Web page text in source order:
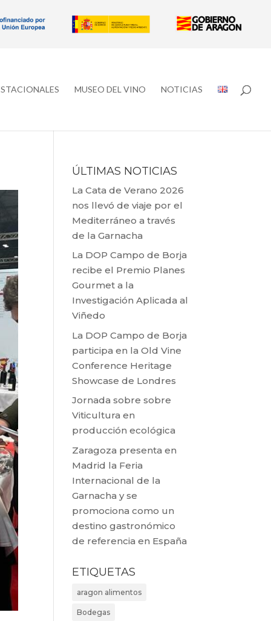
MUSEO DEL VINO NOTICIAS
ÚLTIMAS NOTICIAS
La Cata de Verano 2026
nos llevó de viaje por el
Mediterráneo a través
de la Garnacha
La DOP Campo de Borja
recibe el Premio Planes
Gourmet a la
Investigación Aplicada al
Viñedo
La DOP Campo de Borja
participa en la Old Vine
Conference Heritage
Showcase de Londres
Jornada sobre sobre
Viticultura en
producción ecológica
Zaragoza presenta en
Madrid la Feria
Internacional de la
Garnacha y se
promociona como un
destino gastronómico
de referencia en España
ETIQUETAS
aragon alimentos
Bodegas